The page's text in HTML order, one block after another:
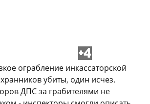
+4
ограбление инкассаторской
убиты, один исчез.
ДПС за грабителями не